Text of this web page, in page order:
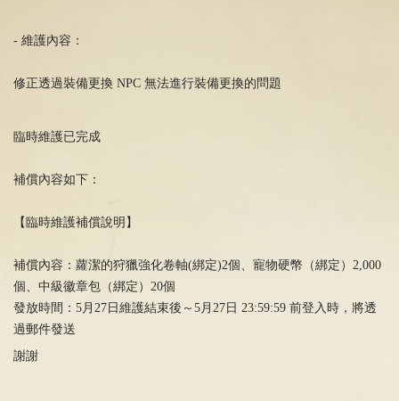
- 維護內容：
修正透過裝備更換 NPC 無法進行裝備更換的問題
臨時維護已完成
補償內容如下：
【臨時維護補償說明】
補償內容：蘿潔的狩獵強化卷軸(綁定)2個、寵物硬幣（綁定）2,000
個、中級徽章包（綁定）20個
發放時間：5月27日維護結束後～5月27日 23:59:59 前登入時，將透
過郵件發送
謝謝